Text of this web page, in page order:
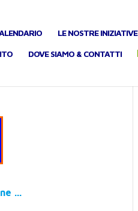
LE NOSTRE INIZIATIVE
DOVE SIAMO & CONTATTI
…